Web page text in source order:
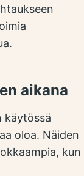
aikana
käytössä
oloa. Näiden
kun